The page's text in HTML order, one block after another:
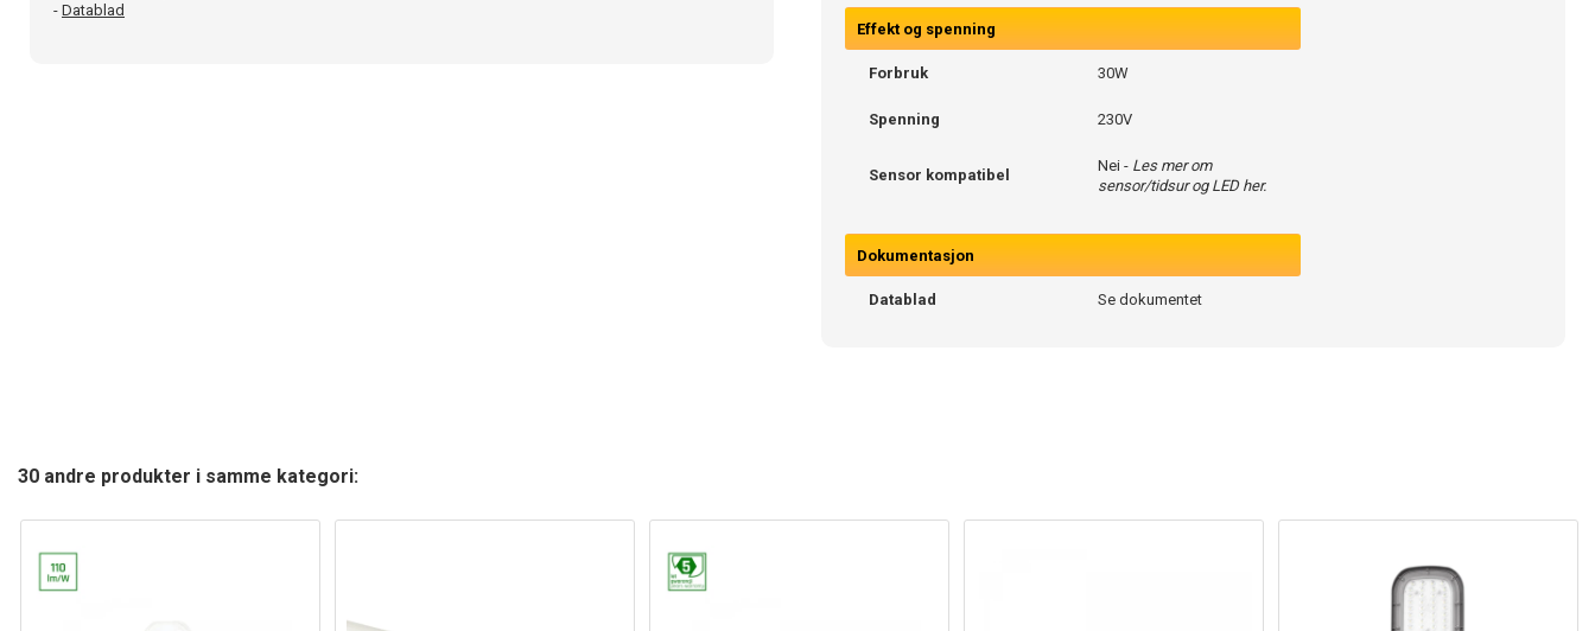
- Datablad
Effekt og spenning
Forbruk 30W
Spenning 230V
Sensor kompatibel
Nei - Les mer om
sensor/tidsur og LED her.
Dokumentasjon
Datablad Se dokumentet
30 andre produkter i samme kategori: